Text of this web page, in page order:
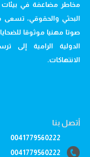
مخاطر مضاعفة في
البحثي والحقوقي،
صوتا مهنيا موثوقا
الدولية الرامية إلى
الانتهاكات.
أتصل بنا
0041779560222
0041779560222